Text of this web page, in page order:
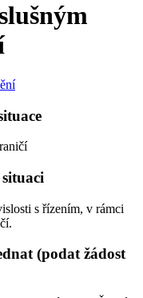
s řízením, v rámci
(podat žádost